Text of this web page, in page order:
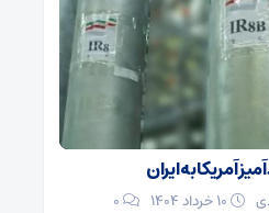
آمریکا به ایران
0